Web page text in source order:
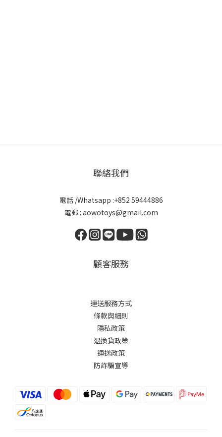
聯絡我們
電話 /Whatsapp :+852 59444886
電郵 : aowotoys@gmail.com
顧客服務
運送服務方式
條款與細則
隱私政策
退換貨政策
運送政策
防詐騙宣導